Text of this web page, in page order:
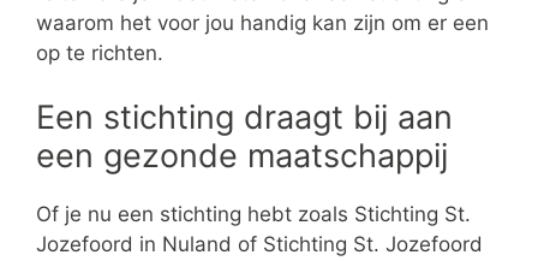
waarom het voor jou handig kan zijn om er een
op te richten.
Een stichting draagt bij aan
een gezonde maatschappij
Of je nu een stichting hebt zoals Stichting St.
Jozefoord in Nuland of Stichting St. Jozefoord